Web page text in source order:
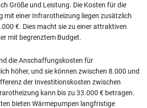
Größe und Leistung. Die Kosten für die
mit einer Infrarotheizung liegen zusätzlich
€. Dies macht sie zu einer attraktiven
mit begrenztem Budget.
die Anschaffungskosten für
höher, und sie können zwischen 8.000 und
der Investitionskosten zwischen
kann bis zu 33.000 € betragen.
bieten Wärmepumpen langfristige